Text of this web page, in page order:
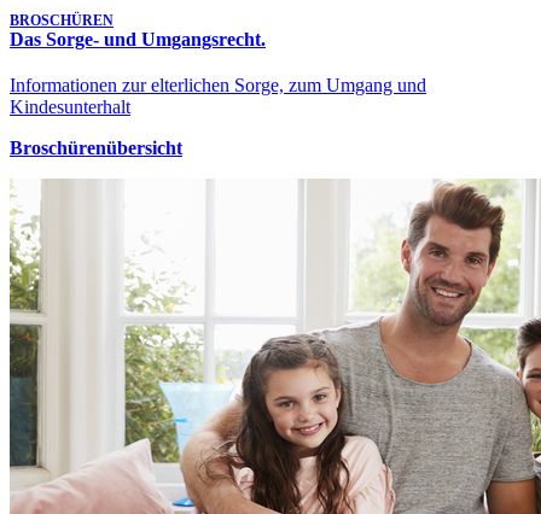
BROSCHÜREN
Das Sorge- und Umgangsrecht.
Informationen zur elterlichen Sorge, zum Umgang und
Kindesunterhalt
Broschürenübersicht